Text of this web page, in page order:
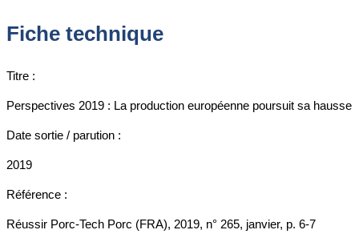
Fiche technique
Titre :
Perspectives 2019 : La production européenne poursuit sa hausse
Date sortie / parution :
2019
Référence :
Réussir Porc-Tech Porc (FRA), 2019, n° 265, janvier, p. 6-7